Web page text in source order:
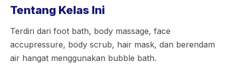
Tentang Kelas Ini
Terdiri dari foot bath, body massage, face
accupressure, body scrub, hair mask, dan berendam
air hangat menggunakan bubble bath.